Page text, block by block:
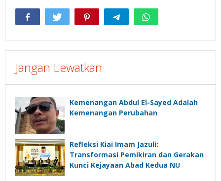
Jangan Lewatkan
Kemenangan Abdul El-Sayed Adalah
Kemenangan Perubahan
Refleksi Kiai Imam Jazuli:
Transformasi Pemikiran dan Gerakan
Kunci Kejayaan Abad Kedua NU